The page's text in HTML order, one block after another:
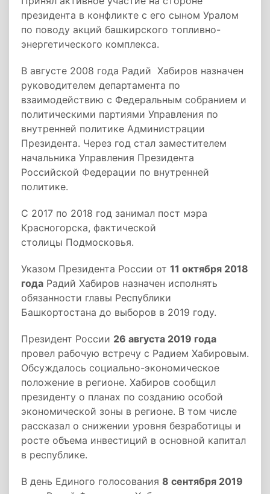
президента в конфликте с его сыном Уралом
по поводу акций башкирского топливно-
энергетического комплекса.
В августе 2008 года Радий Хабиров назначен
руководителем департамента по
взаимодействию с Федеральным собранием и
политическими партиями Управления по
внутренней политике Администрации
Президента. Через год стал заместителем
начальника Управления Президента
Российской Федерации по внутренней
политике.
С 2017 по 2018 год занимал пост мэра
Красногорска, фактической
столицы Подмосковья.
Указом Президента России от 11 октября 2018
года Радий Хабиров назначен исполнять
обязанности главы Республики
Башкортостана до выборов в 2019 году.
Президент России 26 августа 2019 года
провел рабочую встречу с Радием Хабировым.
Обсуждалось социально-экономическое
положение в регионе. Хабиров сообщил
президенту о планах по созданию особой
экономической зоны в регионе. В том числе
рассказал о снижении уровня безработицы и
росте объема инвестиций в основной капитал
в республике.
В день Единого голосования 8 сентября 2019